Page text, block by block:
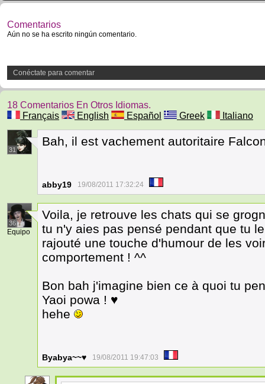
Comentarios
Aún no se ha escrito ningún comentario.
Conéctate para comentar
18 Comentarios En Otros Idiomas.
Français
English Español Greek Italiano
31
Bah, il est vachement autoritaire
abby19 19/08/2011 17:32:24
36
Equipo
Voila, je retrouve les chats qui se
tu n'y aies pas pensé pendant que tu
rajouté une touche d'humour de les
comportement ! ^^
Bon bah j'imagine bien ce à quoi tu
Yaoi powa ! ♥
hehe
Byabya~~♥ 19/08/2011 19:47:03